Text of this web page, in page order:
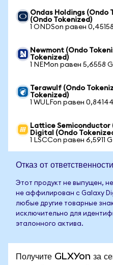
Ondas Holdings (Ondo
(Ondo Tokenized)
1 ONDSon равен
Newmont (Ondo
Tokenized)
1 NEMon равен 5,6558
Terawulf (Ondo
Tokenized)
1 WULFon равен
Lattice Semiconductor
Digital (Ondo
1 LSCCon равен 6,5911
Отказ от ответственности
Этот продукт не выпущен,
не аффилирован с Galaxy
любые другие товарные
исключительно для
эталонного актива.
Получите GLXYon за